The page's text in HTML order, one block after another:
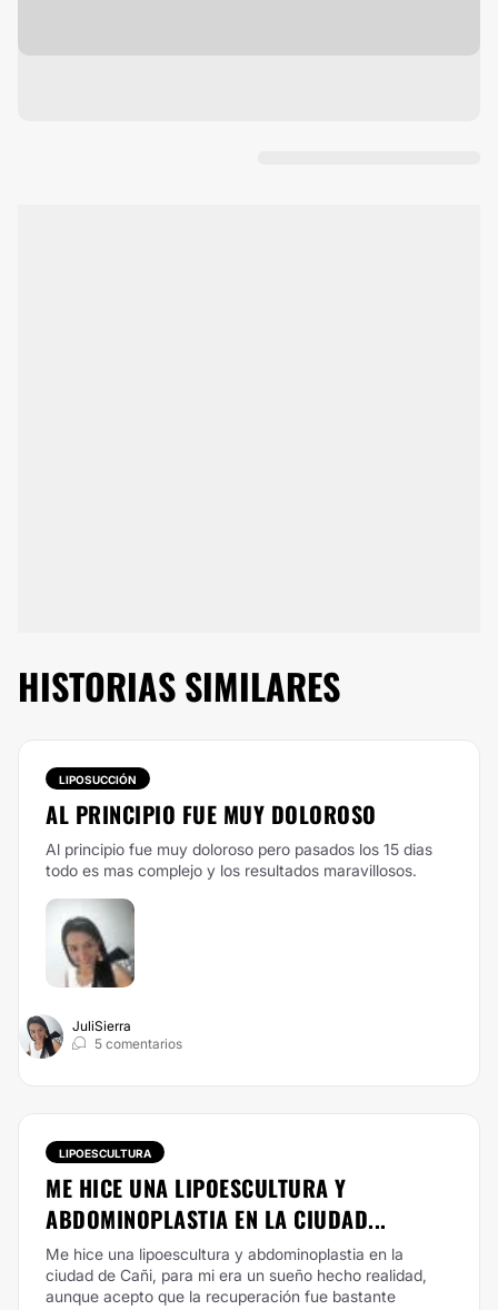
HISTORIAS SIMILARES
LIPOSUCCIÓN
AL PRINCIPIO FUE MUY DOLOROSO
Al principio fue muy doloroso pero pasados los 15 dias
todo es mas complejo y los resultados maravillosos.
JuliSierra
5 comentarios
LIPOESCULTURA
ME HICE UNA LIPOESCULTURA Y
ABDOMINOPLASTIA EN LA CIUDAD...
Me hice una lipoescultura y abdominoplastia en la
ciudad de Cañi, para mi era un sueño hecho realidad,
aunque acepto que la recuperación fue bastante